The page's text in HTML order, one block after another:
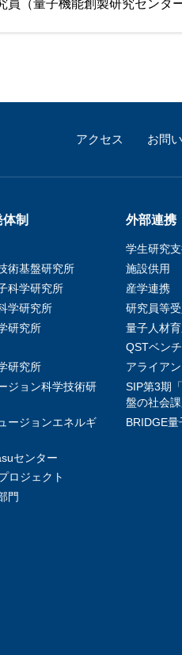
員（量子機能創製研究センタ
アクセス お問
制
術基盤研究所
科学研究所
学研究所
研究所
研究所
ジョン科学技術研
ージョンエネルギ
センター
ロジェクト
門
外部連携
学生研究
施設供用
産学連携
研究員等
量子人材
QSTベン
アライア
SIP第3期
盤の社会
BRIDGE